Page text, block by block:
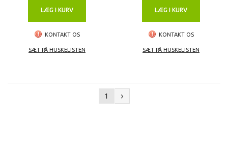
LÆG I KURV
KONTAKT OS
SÆT PÅ HUSKELISTEN
LÆG I KURV
KONTAKT OS
SÆT PÅ HUSKELISTEN
1